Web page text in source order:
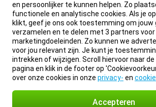
en persoonlijker te kunnen helpen. Zo
functionele en analytische cookies. Als je op
klikt, geef je ons ook toestemming om jouw
verzamelen en te delen met 3 partners voor
marketingdoeleinden. Zo kunnen we
voor jou relevant zijn. Je kunt je
intrekken of wijzigen. Scroll hiervoor naar
pagina en klik in de footer op
over onze cookies in onze privacy- en
Accepteren